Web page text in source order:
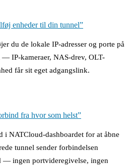
enheder til din tunnel”
du de lokale IP-adresser og porte på
— IP-kameraer, NAS-drev, OLT-
får sit eget adgangslink.
fra hvor som helst”
NATCloud-dashboardet for at åbne
tunnel sender forbindelsen
— ingen portvideregivelse, ingen